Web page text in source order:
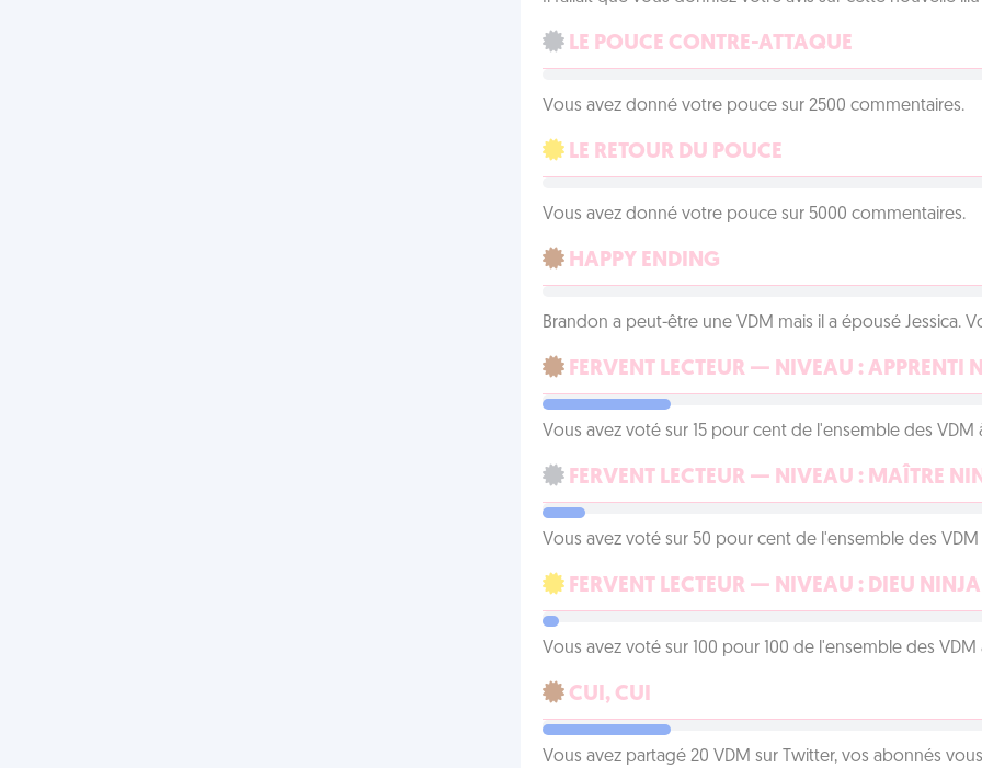
LE POUCE CONTRE-ATTAQUE
Vous avez donné votre pouce sur 2500 commentaires.
LE RETOUR DU POUCE
Vous avez donné votre pouce sur 5000 commentaires.
HAPPY ENDING
Brandon a peut-être une VDM mais il a épousé Jessica.
FERVENT LECTEUR — NIVEAU : APPRENTI
Vous avez voté sur 15 pour cent de l'ensemble des VDM
FERVENT LECTEUR — NIVEAU : MAÎTRE
Vous avez voté sur 50 pour cent de l'ensemble des VDM
FERVENT LECTEUR — NIVEAU : DIEU NINJA
Vous avez voté sur 100 pour 100 de l'ensemble des VDM
CUI, CUI
Vous avez partagé 20 VDM sur Twitter, vos abonnés